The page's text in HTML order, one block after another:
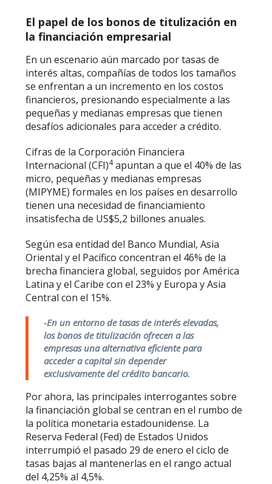
El papel de los bonos de titulización en
la financiación empresarial
En un escenario aún marcado por tasas de
interés altas, compañías de todos los tamaños
se enfrentan a un incremento en los costos
financieros, presionando especialmente a las
pequeñas y medianas empresas que tienen
desafíos adicionales para acceder a crédito.
Cifras de la Corporación Financiera
Internacional (CFI)4apuntan a que el 40% de las
micro, pequeñas y medianas empresas
(MIPYME) formales en los países en desarrollo
tienen una necesidad de financiamiento
insatisfecha de US$5,2 billones anuales.
Según esa entidad del Banco Mundial, Asia
Oriental y el Pacífico concentran el 46% de la
brecha financiera global, seguidos por América
Latina y el Caribe con el 23% y Europa y Asia
Central con el 15%.
-En un entorno de tasas de interés elevadas,
los bonos de titulización ofrecen a las
empresas una alternativa eficiente para
acceder a capital sin depender
exclusivamente del crédito bancario.
Por ahora, las principales interrogantes sobre
la financiación global se centran en el rumbo de
la política monetaria estadounidense. La
Reserva Federal (Fed) de Estados Unidos
interrumpió el pasado 29 de enero el ciclo de
tasas bajas al mantenerlas en el rango actual
del 4,25% al 4,5%.